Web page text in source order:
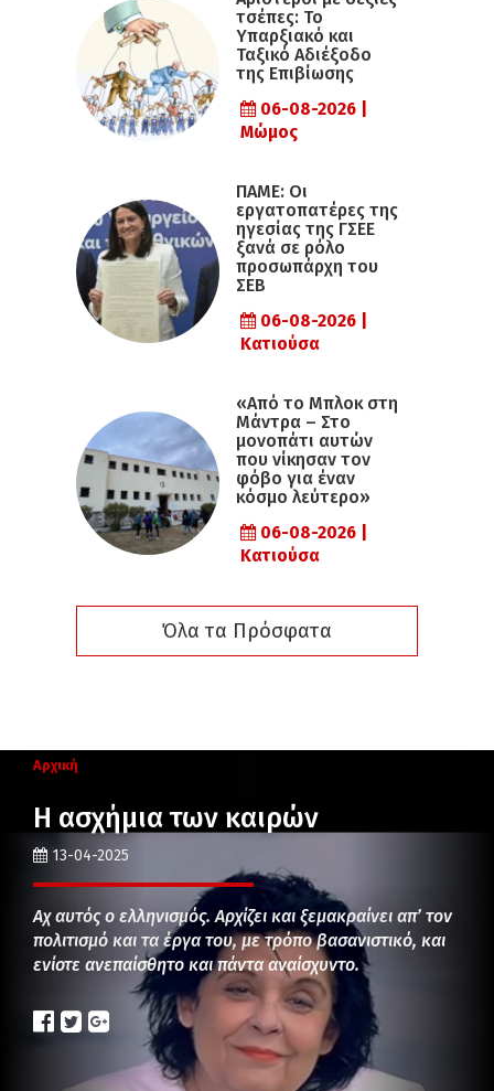
τσέπες: Το
Υπαρξιακό και
Ταξικό Αδιέξοδο
της Επιβίωσης
06-08-2026 |
Μώμος
ΠΑΜΕ: Οι
εργατοπατέρες της
ηγεσίας της ΓΣΕΕ
ξανά σε ρόλο
προσωπάρχη του
ΣΕΒ
06-08-2026 |
Κατιούσα
«Από το Μπλοκ στη
Μάντρα – Στο
μονοπάτι αυτών
που νίκησαν τον
φόβο για έναν
κόσμο λεύτερο»
06-08-2026 |
Κατιούσα
Όλα τα Πρόσφατα
Αρχική
Η ασχήμια των καιρών
13-04-2025
Αχ αυτός ο ελληνισμός. Αρχίζει και ξεμακραίνει απ’ τον
πολιτισμό και τα έργα του, με τρόπο βασανιστικό, και
ενίοτε ανεπαίσθητο και πάντα αναίσχυντο.